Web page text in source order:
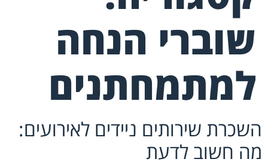
שוברי הנחה
למתמחתנים
השכרת שירותים ניידים לאירועים:
מה חשוב לדעת